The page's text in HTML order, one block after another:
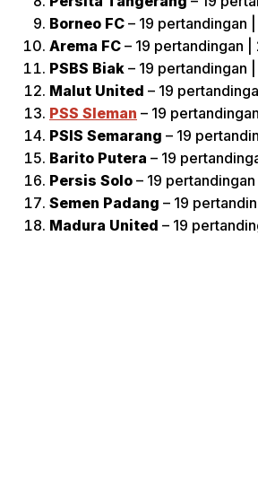
Borneo FC – 19 pertandingan
Arema FC – 19 pertandingan |
PSBS Biak – 19 pertandingan
Malut United – 19
PSS Sleman – 19
PSIS Semarang – 19
Barito Putera – 19
Persis Solo – 19
Semen Padang – 19
Madura United – 19